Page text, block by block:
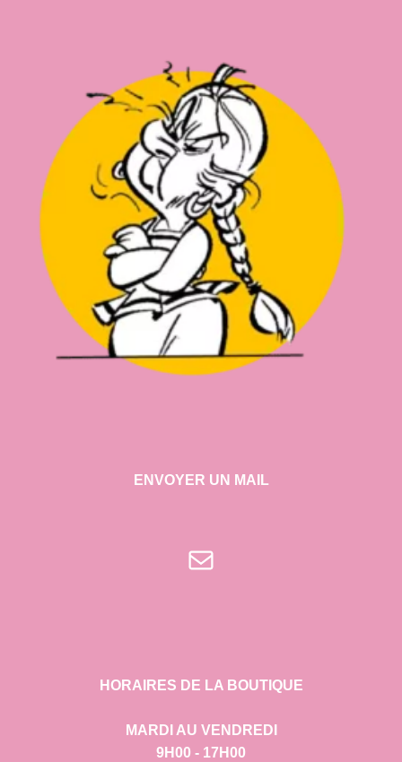
ENVOYER UN MAIL
E-mail
HORAIRES DE LA BOUTIQUE
MARDI AU VENDREDI
9H00 - 17H00